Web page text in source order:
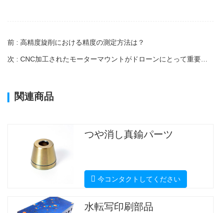
前 : 高精度旋削における精度の測定方法は？
関連商品
つや消し真鍮パーツ
今コンタクトしてください
水転写印刷部品